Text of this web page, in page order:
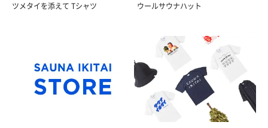
ツメタイを添えて Tシャツ ウールサウナハット